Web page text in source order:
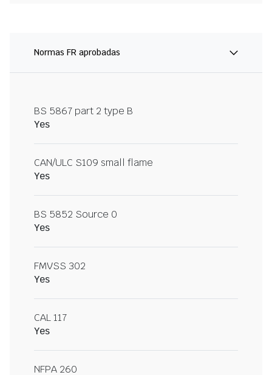
Normas FR aprobadas
BS 5867 part 2 type B
Yes
CAN/ULC S109 small flame
Yes
BS 5852 Source 0
Yes
FMVSS 302
Yes
CAL 117
Yes
NFPA 260